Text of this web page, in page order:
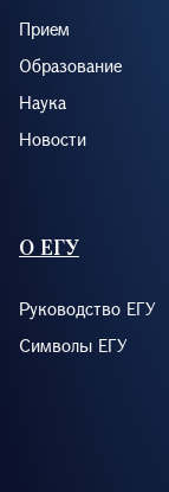
Прием
Образование
Наука
Новости
О ЕГУ
Руководство ЕГУ
Символы ЕГУ